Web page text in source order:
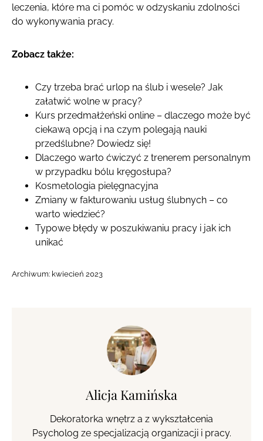
leczenia, które ma ci pomóc w odzyskaniu zdolności
do wykonywania pracy.
Zobacz także:
Czy trzeba brać urlop na ślub i wesele? Jak
załatwić wolne w pracy?
Kurs przedmałżeński online – dlaczego może być
ciekawą opcją i na czym polegają nauki
przedślubne? Dowiedz się!
Dlaczego warto ćwiczyć z trenerem personalnym
w przypadku bólu kręgosłupa?
Kosmetologia pielęgnacyjna
Zmiany w fakturowaniu usług ślubnych – co
warto wiedzieć?
Typowe błędy w poszukiwaniu pracy i jak ich
unikać
Archiwum: kwiecień 2023
Alicja Kamińska
Dekoratorka wnętrz a z wykształcenia
Psycholog ze specjalizacją organizacji i pracy.